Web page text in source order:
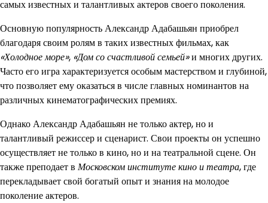
самых известных и талантливых актеров своего поколения.
Основную популярность Александр Адабашьян приобрел
благодаря своим ролям в таких известных фильмах, как
«Холодное море», «Дом со счастливой семьей»и многих других.
Часто его игра характеризуется особым мастерством и глубиной,
что позволяет ему оказаться в числе главных номинантов на
различных кинематографических премиях.
Однако Александр Адабашьян не только актер, но и
талантливый режиссер и сценарист. Свои проекты он успешно
осуществляет не только в кино, но и на театральной сцене. Он
также преподает в Московском институте кино и театра, где
перекладывает свой богатый опыт и знания на молодое
поколение актеров.